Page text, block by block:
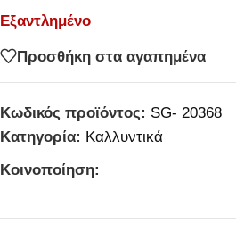
Εξαντλημένο
Προσθήκη στα αγαπημένα
Κωδικός προϊόντος: SG- 20368
Κατηγορία: Καλλυντικά
Κοινοποίηση: